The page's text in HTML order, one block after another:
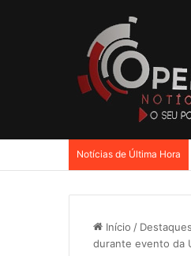
Notícias de Última Hora
Início / Destaques
durante evento da